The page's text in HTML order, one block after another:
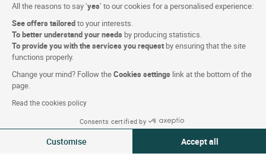
All the reasons to say ‘yes’ to our cookies for a personalised experience:
See offers tailoredto your interests.
To better understand your needs by producing statistics.
To provide you with the services you request by ensuring that the site
functions properly.
Change your mind? Follow theCookies settings link at the bottom of the
page.
Read the cookies policy
Consents certified by
Customise Accept all
Foto's
Volg ons
Facebook
Instagram
Linkedin
Logis Hotels copyright © 2026 Alle rechten voorbehouden - CGV.